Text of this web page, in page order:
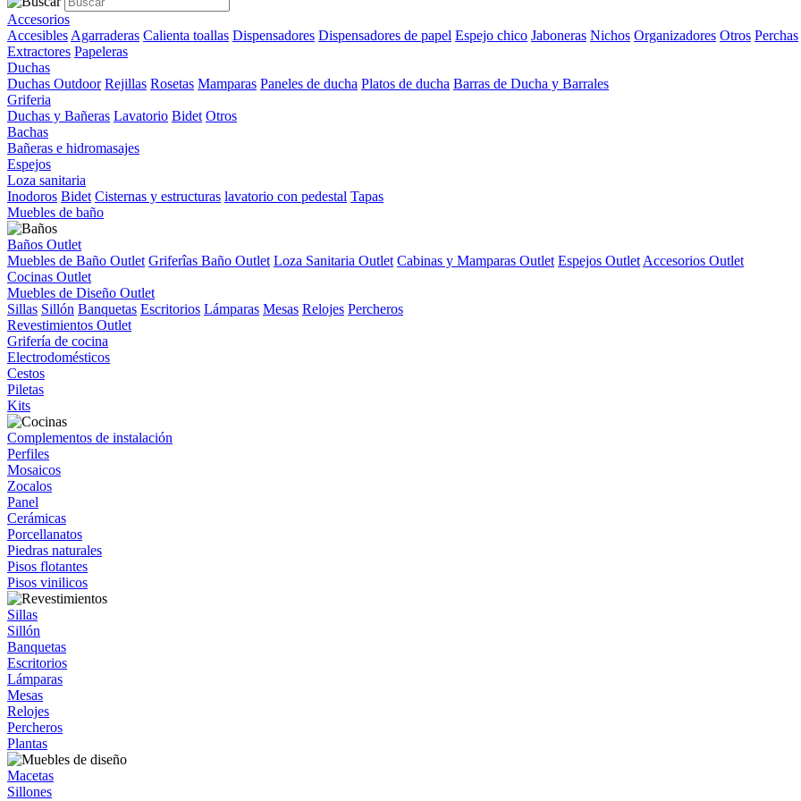
Accesorios
Accesibles Agarraderas Calienta toallas Dispensadores Dispensadores de papel Espejo chico Jaboneras Nichos Organizadores Otros Perchas
Extractores Papeleras
Duchas
Duchas Outdoor Rejillas Rosetas Mamparas Paneles de ducha Platos de ducha Barras de Ducha y Barrales
Griferia
Duchas y Bañeras Lavatorio Bidet Otros
Bachas
Bañeras e hidromasajes
Espejos
Loza sanitaria
Inodoros Bidet Cisternas y estructuras lavatorio con pedestal Tapas
Muebles de baño
Baños Outlet
Muebles de Baño Outlet Griferîas Baño Outlet Loza Sanitaria Outlet Cabinas y Mamparas Outlet Espejos Outlet Accesorios Outlet
Cocinas Outlet
Muebles de Diseño Outlet
Sillas Sillón Banquetas Escritorios Lámparas Mesas Relojes Percheros
Revestimientos Outlet
Grifería de cocina
Electrodomésticos
Cestos
Piletas
Kits
Complementos de instalación
Perfiles
Mosaicos
Zocalos
Panel
Cerámicas
Porcellanatos
Piedras naturales
Pisos flotantes
Pisos vinilicos
Sillas
Sillón
Banquetas
Escritorios
Lámparas
Mesas
Relojes
Percheros
Plantas
Macetas
Sillones